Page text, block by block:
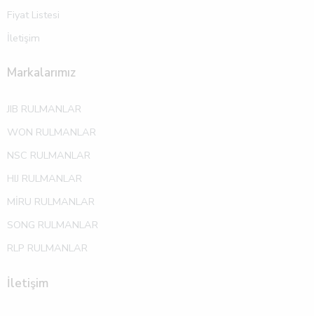
Fiyat Listesi
İletişim
Markalarımız
JIB RULMANLAR
WON RULMANLAR
NSC RULMANLAR
HIJ RULMANLAR
MİRU RULMANLAR
SONG RULMANLAR
RLP RULMANLAR
İletişim